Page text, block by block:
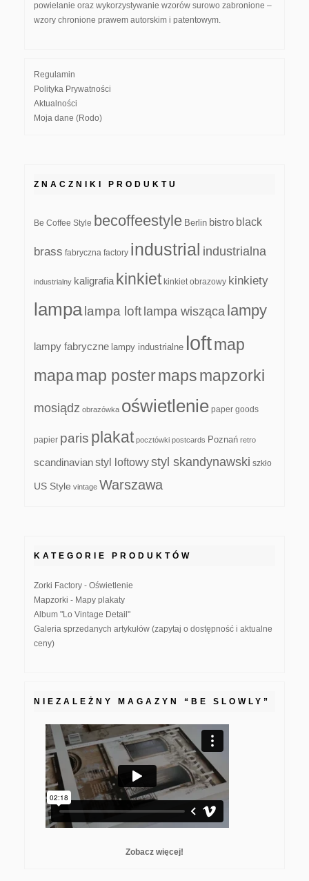
powielanie oraz wykorzystywanie wzorów surowo zabronione –
wzory chronione prawem autorskim i patentowym.
Regulamin
Polityka Prywatności
Aktualności
Moja dane (Rodo)
ZNACZNIKI PRODUKTU
Be Coffee Style becoffeestyle Berlin bistro black
brass fabryczna factory industrial industrialna
industrialny kaligrafia kinkiet kinkiet obrazowy kinkiety
lampa lampa loft lampa wisząca lampy
lampy fabryczne lampy industrialne loftmap
mapamap postermapsmapzorki
mosiądz obrazówka oświetlenie paper goods
papier paris plakat pocztówki postcards Poznań retro
scandinavianstyl loftowystyl skandynawski szkło
US Style vintage Warszawa
KATEGORIE PRODUKTÓW
Zorki Factory - Oświetlenie
Mapzorki - Mapy plakaty
Album "Lo Vintage Detail"
Galeria sprzedanych artykułów (zapytaj o dostępność i aktualne
ceny)
NIEZALEŻNY MAGAZYN “BE SLOWLY”
Zobacz więcej!